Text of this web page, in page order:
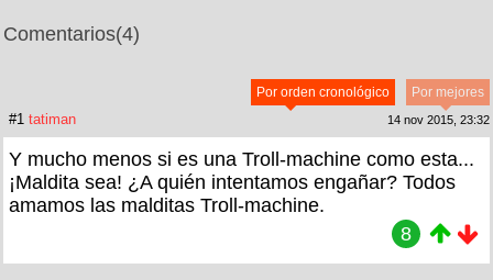
Comentarios(4)
Por mejores
Por orden cronológico
#1 tatiman 14 nov 2015, 23:32
Y mucho menos si es una Troll-machine como esta...
¡Maldita sea! ¿A quién intentamos engañar? Todos
amamos las malditas Troll-machine.
8